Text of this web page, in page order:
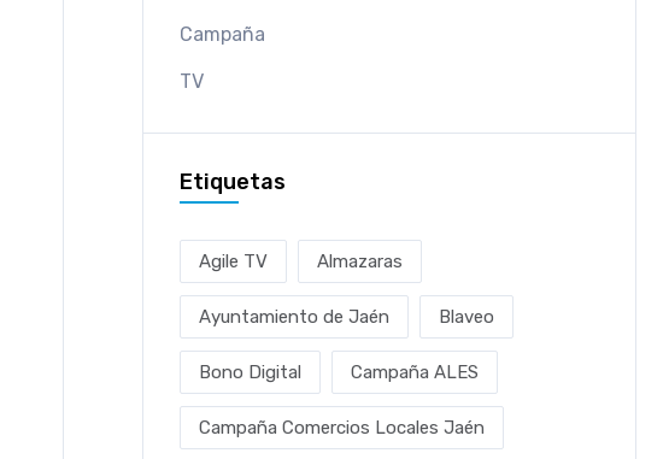
Campaña
TV
Etiquetas
Agile TV Almazaras
Ayuntamiento de Jaén Blaveo
Bono Digital Campaña ALES
Campaña Comercios Locales Jaén